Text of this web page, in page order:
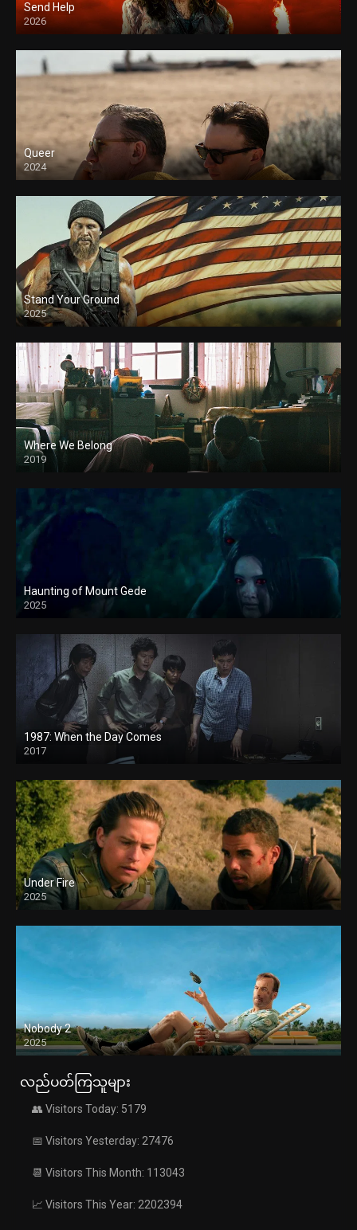
Send Help
2026
Queer
2024
Stand Your Ground
2025
Where We Belong
2019
Haunting of Mount Gede
2025
1987: When the Day Comes
2017
Under Fire
2025
Nobody 2
2025
လည်ပတ်ကြသူများ
👥 Visitors Today: 5179
📅 Visitors Yesterday: 27476
📆 Visitors This Month: 113043
📈 Visitors This Year: 2202394